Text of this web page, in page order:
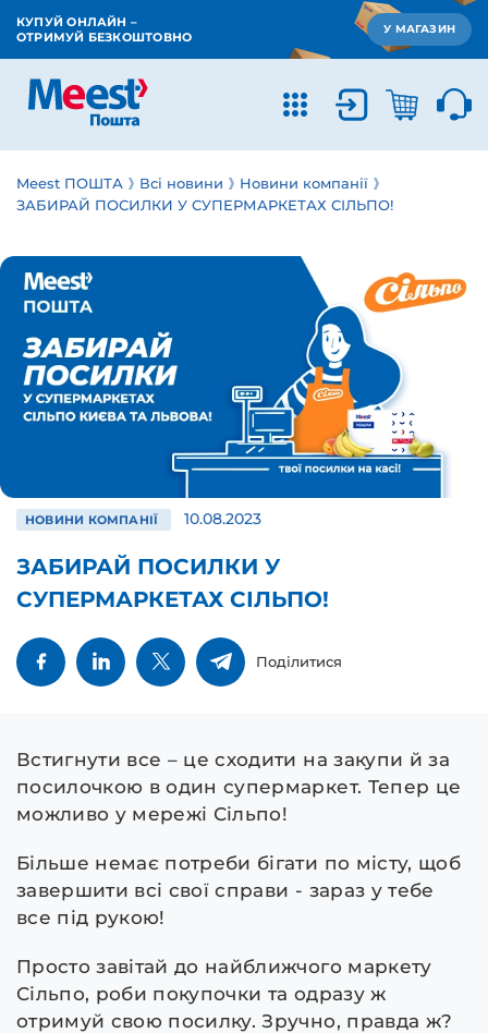
КУПУЙ ОНЛАЙН –
ОТРИМУЙ БЕЗКОШТОВНО
У МАГАЗИН
Meest ПОШТА Всі новини
Новини компанії
ЗАБИРАЙ ПОСИЛКИ У СУПЕРМАРКЕТАХ СІЛЬПО!
НОВИНИ КОМПАНІЇ 10.08.2023
ЗАБИРАЙ ПОСИЛКИ У
СУПЕРМАРКЕТАХ СІЛЬПО!
Поділитися
Встигнути все – це сходити на закупи й за
посилочкою в один супермаркет. Тепер це
можливо у мережі Сільпо!
Більше немає потреби бігати по місту, щоб
завершити всі свої справи - зараз у тебе
все під рукою!
Просто завітай до найближчого маркету
Сільпо, роби покупочки та одразу ж
отримуй свою посилку. Зручно, правда ж?